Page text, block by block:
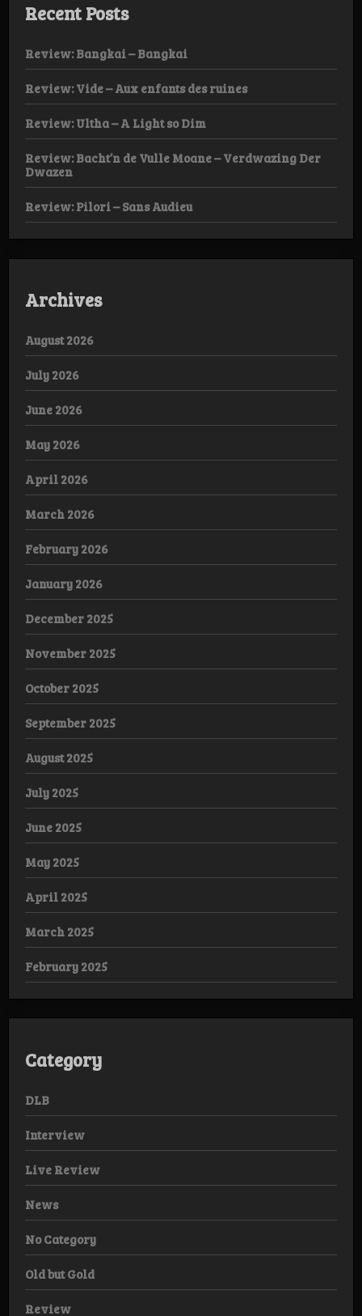
Recent Posts
Review: Bangkai – Bangkai
Review: Vide – Aux enfants des ruines
Review: Ultha – A Light so Dim
Review: Bacht’n de Vulle Moane – Verdwazing Der
Dwazen
Review: Pilori – Sans Audieu
Archives
August 2026
July 2026
June 2026
May 2026
April 2026
March 2026
February 2026
January 2026
December 2025
November 2025
October 2025
September 2025
August 2025
July 2025
June 2025
May 2025
April 2025
March 2025
February 2025
Category
DLB
Interview
Live Review
News
No Category
Old but Gold
Review